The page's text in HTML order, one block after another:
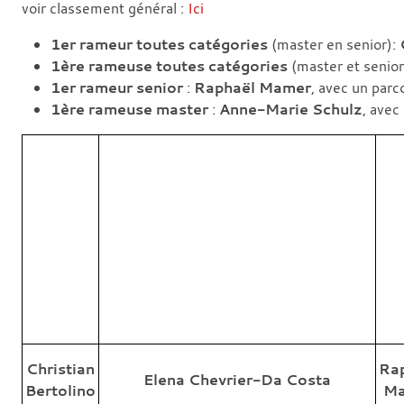
voir classement général : Ici
1er rameur toutes catégories (master en senior):
1ère rameuse toutes catégories (master et
1er rameur senior: Raphaël Mamer, avec un
1ère rameuse master: Anne-Marie Schulz,
Christian
Bertolino
Elena Chevrier-Da Costa